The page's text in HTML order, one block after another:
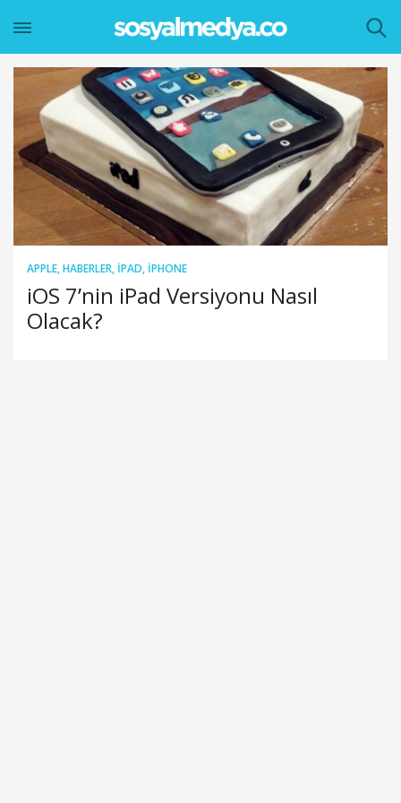
APPLE,HABERLER, IPAD, IPHONE
iOS 7’nin iPad Versiyonu Nasıl
Olacak?